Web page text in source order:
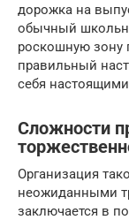
дорожка на
обычный
роскошную зону
правильный
себя
Сложности
Организация
неожиданными
заключается в